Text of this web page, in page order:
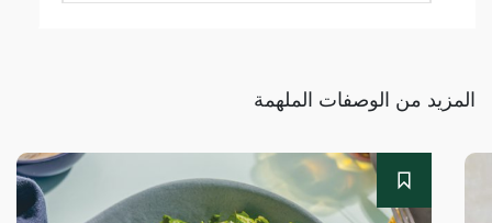
المزيد من الوصفات الملهمة